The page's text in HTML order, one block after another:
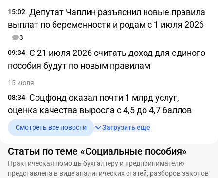
15:02 Депутат Чаплин разъяснил новые правила
выплат по беременности и родам с 1 июля 2026
3
09:34 C 21 июля 2026 считать доход для единого
пособия будут по новым правилам
15 июля
08:34 Соцфонд оказал почти 1 млрд услуг,
оценка качества выросла с 4,5 до 4,7 баллов
Смотреть все новости Загрузить еще
Статьи по теме «Социальные пособия»
Практическая помощь бухгалтеру и предпринимателю
представлена в виде аналитических статей, разборов законов